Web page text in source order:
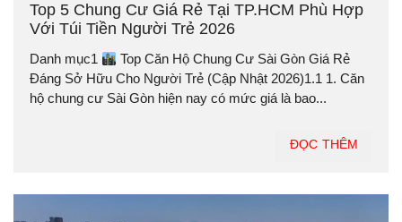
Top 5 Chung Cư Giá Rẻ Tại TP.HCM Phù Hợp
Với Túi Tiền Người Trẻ 2026
Danh mục1
Top Căn Hộ Chung Cư Sài Gòn Giá Rẻ
Đáng Sở Hữu Cho Người Trẻ (Cập Nhật 2026)1.1 1. Căn
hộ chung cư Sài Gòn hiện nay có mức giá là bao...
ĐỌC THÊM